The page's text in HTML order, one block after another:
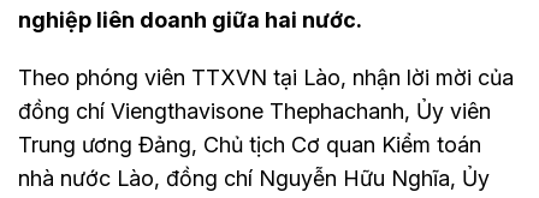
nghiệp liên doanh giữa hai nước.
Theo phóng viên TTXVN tại Lào, nhận lời mời của
đồng chí Viengthavisone Thephachanh, Ủy viên
Trung ương Đảng, Chủ tịch Cơ quan Kiểm toán
nhà nước Lào, đồng chí Nguyễn Hữu Nghĩa, Ủy